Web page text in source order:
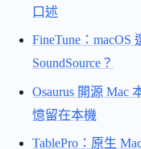
口述
FineTune：
SoundSource？
Osaurus 開源 Mac
憶留在本機
TablePro：原生